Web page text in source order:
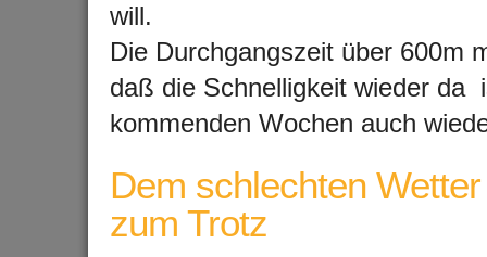
will.
Die Durchgangszeit über 600m
daß die Schnelligkeit wieder da
kommenden Wochen auch
Dem schlechten
zum Trotz